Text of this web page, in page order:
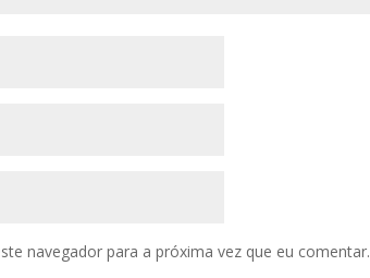
navegador para a próxima vez que eu comentar.